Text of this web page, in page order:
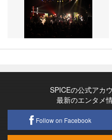
SPICEの公式アカ
最新のエンタメ
Follow on Facebook